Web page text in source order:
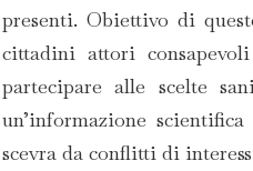
presenti. Obiettivo di
cittadini attori
partecipare alle scelte
un’informazione
scevra da conflitti di